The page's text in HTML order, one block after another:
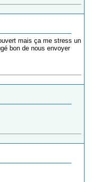
mais ça me stress un
bon de nous envoyer